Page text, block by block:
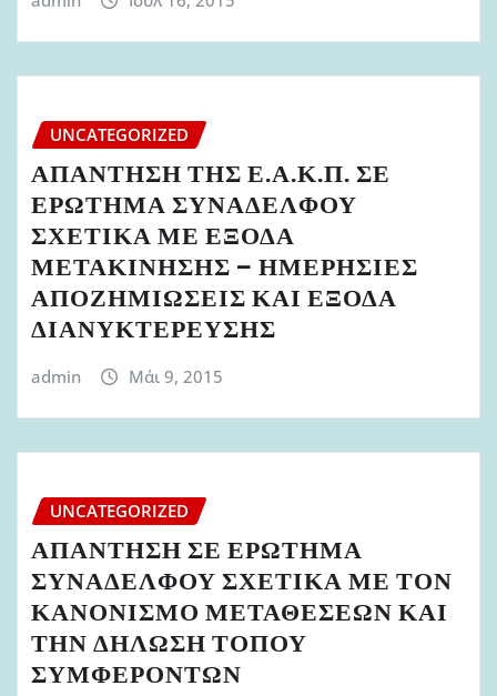
UNCATEGORIZED
ΑΠΑΝΤΗΣΗ ΤΗΣ Ε.Α.Κ.Π. ΣΕ
ΕΡΩΤΗΜΑ ΣΥΝΑΔΕΛΦΟΥ
ΣΧΕΤΙΚΑ ΜΕ ΕΞΟΔΑ
ΜΕΤΑΚΙΝΗΣΗΣ – ΗΜΕΡΗΣΙΕΣ
ΑΠΟΖΗΜΙΩΣΕΙΣ ΚΑΙ ΕΞΟΔΑ
ΔΙΑΝΥΚΤΕΡΕΥΣΗΣ
admin Μάι 9, 2015
UNCATEGORIZED
ΑΠΑΝΤΗΣΗ ΣΕ ΕΡΩΤΗΜΑ
ΣΥΝΑΔΕΛΦΟΥ ΣΧΕΤΙΚΑ ΜΕ ΤΟΝ
ΚΑΝΟΝΙΣΜΟ ΜΕΤΑΘΕΣΕΩΝ ΚΑΙ
ΤΗΝ ΔΗΛΩΣΗ ΤΟΠΟΥ
ΣΥΜΦΕΡΟΝΤΩΝ